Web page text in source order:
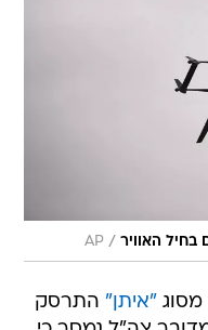
האוויר /
AP
מסוג "איתן" התרסק